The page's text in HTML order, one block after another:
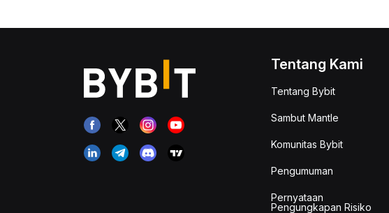
Tentang Kami
Tentang Bybit
Sambut Mantle
Komunitas Bybit
Pengumuman
Pernyataan
Pengungkapan Risiko